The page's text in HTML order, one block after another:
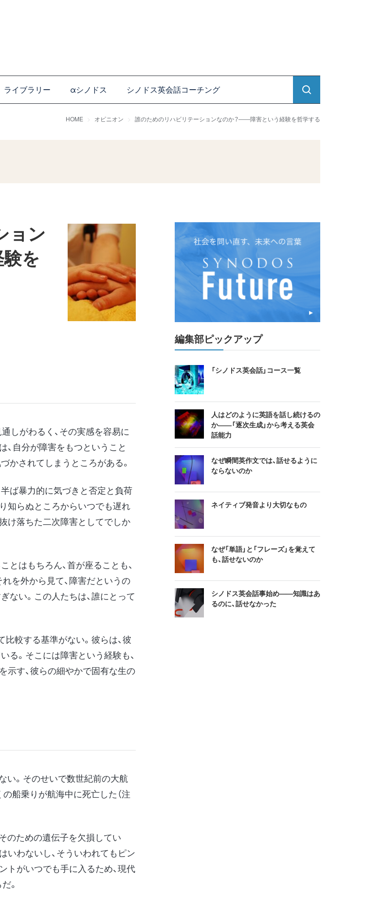
ライブラリー αシノドス シノドス英会話コーチング
HOME オピニオン 誰のためのリハビリテーションなのか？――障害という経験を哲学する
ョン
を
しがわるく、その実感を容易に
、自分が障害をもつということ
かされてしまうところがある。
ば暴力的に気づきと否定と負荷
知らぬところからいつでも遅れ
け落ちた二次障害としてでしか
はもちろん、首が座ることも、
を外から見て、障害だというの
ない。この人たちは、誰にとって
較する基準がない。彼らは、彼
る。そこには障害という経験も、
示す、彼らの細やかで固有な生の
い。そのせいで数世紀前の大航
の船乗りが航海中に死亡した（注
のための遺伝子を欠損してい
いわないし、そういわれてもピン
トがいつでも手に入るため、現代
。
編集部ピックアップ
「シノドス英会話」コース一覧
人はどのように英語を話し続けるの
か――「逐次生成」から考える英会
話能力
なぜ瞬間英作文では、話せるように
ならないのか
ネイティブ発音より大切なもの
なぜ「単語」と「フレーズ」を覚えて
も、話せないのか
シノドス英会話事始め——知識はあ
るのに、話せなかった